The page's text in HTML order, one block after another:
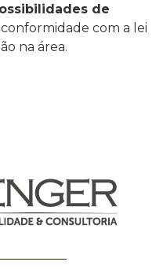
de
com a lei
na área.